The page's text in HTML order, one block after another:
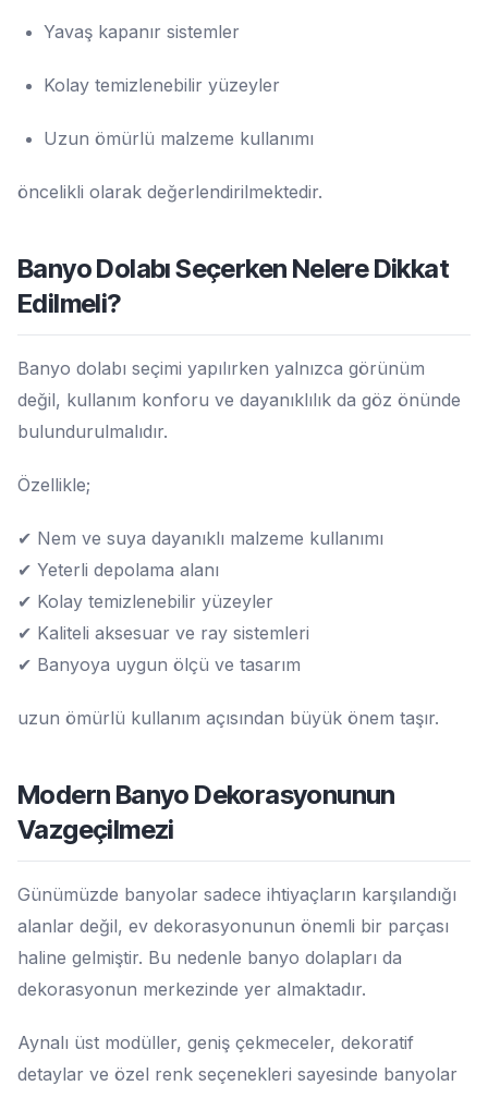
Yavaş kapanır sistemler
Kolay temizlenebilir yüzeyler
Uzun ömürlü malzeme kullanımı
öncelikli olarak değerlendirilmektedir.
Banyo Dolabı Seçerken Nelere Dikkat
Edilmeli?
Banyo dolabı seçimi yapılırken yalnızca görünüm
değil, kullanım konforu ve dayanıklılık da göz önünde
bulundurulmalıdır.
Özellikle;
✔ Nem ve suya dayanıklı malzeme kullanımı
✔ Yeterli depolama alanı
✔ Kolay temizlenebilir yüzeyler
✔ Kaliteli aksesuar ve ray sistemleri
✔ Banyoya uygun ölçü ve tasarım
uzun ömürlü kullanım açısından büyük önem taşır.
Modern Banyo Dekorasyonunun
Vazgeçilmezi
Günümüzde banyolar sadece ihtiyaçların karşılandığı
alanlar değil, ev dekorasyonunun önemli bir parçası
haline gelmiştir. Bu nedenle banyo dolapları da
dekorasyonun merkezinde yer almaktadır.
Aynalı üst modüller, geniş çekmeceler, dekoratif
detaylar ve özel renk seçenekleri sayesinde banyolar